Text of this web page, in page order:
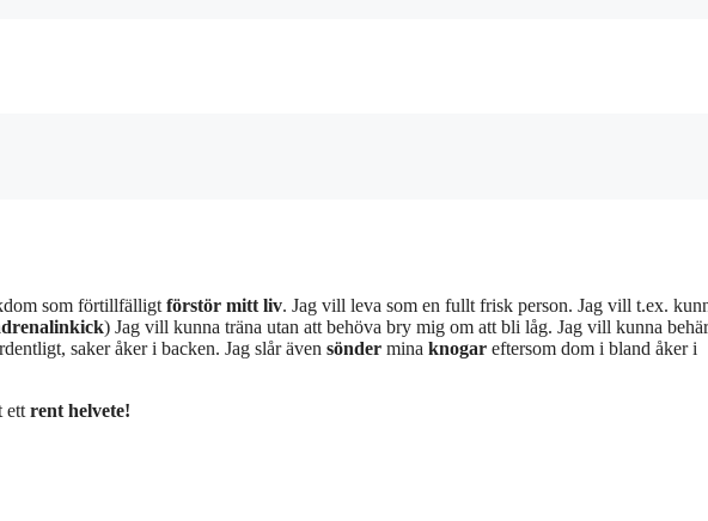
som förtillfälligtförstör mitt liv. Jag vill leva som en fullt frisk person. Jag vill t.ex.
) Jag vill kunna träna utan att behöva bry mig om att bli låg. Jag vill kunna
saker åker i backen. Jag slår även sönder mina knogar eftersom dom i bland åker i
ettrent helvete!